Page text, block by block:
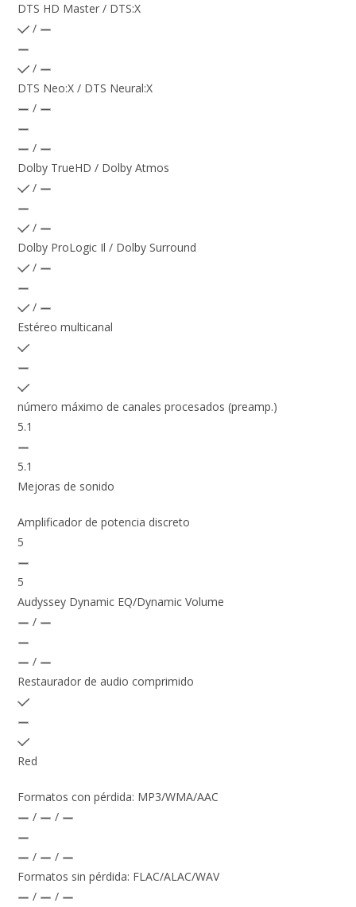
DTS HD Master / DTS:X
/
/
DTS Neo:X / DTS Neural:X
/
/
Dolby TrueHD / Dolby Atmos
/
/
Dolby ProLogic Il / Dolby Surround
/
/
Estéreo multicanal
número máximo de canales procesados (preamp.)
5.1
5.1
Mejoras de sonido
Amplificador de potencia discreto
5
5
Audyssey Dynamic EQ/Dynamic Volume
/
/
Restaurador de audio comprimido
Red
Formatos con pérdida: MP3/WMA/AAC
/
/
/
/
Formatos sin pérdida: FLAC/ALAC/WAV
/
/